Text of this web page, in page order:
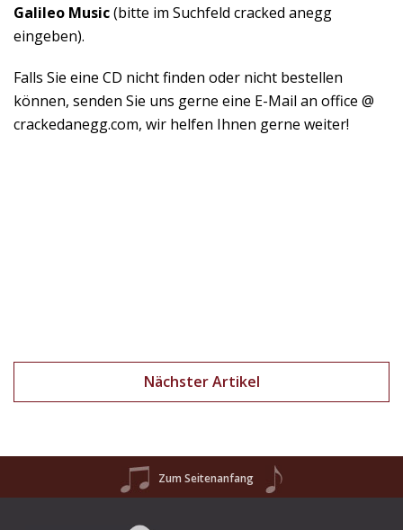
Galileo Music(bitte im Suchfeld cracked anegg
eingeben).
Falls Sie eine CD nicht finden oder nicht bestellen
können, senden Sie uns gerne eine E-Mail an office @
crackedanegg.com, wir helfen Ihnen gerne weiter!
Nächster Artikel
Zum Seitenanfang